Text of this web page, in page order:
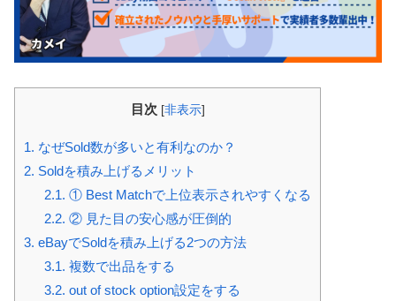
目次 [非表示]
1. なぜSold数が多いと有利なのか？
2. Soldを積み上げるメリット
2.1. ① Best Matchで上位表示されやすくなる
2.2. ② 見た目の安心感が圧倒的
3. eBayでSoldを積み上げる2つの方法
3.1. 複数で出品をする
3.2. out of stock option設定をする